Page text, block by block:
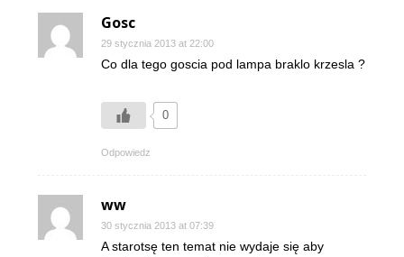
Gosc
29 stycznia 2013 at 22:00
Co dla tego goscia pod lampa braklo krzesla ?
0
Odpowiedz
ww
30 stycznia 2013 at 07:39
A starotsę ten temat nie wydaje się aby